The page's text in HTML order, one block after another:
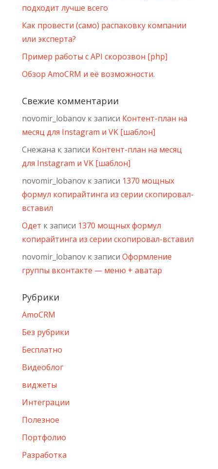
подходит лучше всего
Как провести (само) распаковку компании
или эксперта?
Пример работы с API скорозвон [php]
Обзор AmoCRM и её возможности.
Свежие комментарии
novomir_lobanovк записи Контент-план на
месяц для Instagram и VK [шаблон]
Снежана к записи Контент-план на месяц
для Instagram и VK [шаблон]
novomir_lobanovк записи 1370 мощных
формул копирайтинга из серии скопировал-
вставил
Одет к записи 1370 мощных формул
копирайтинга из серии скопировал-вставил
novomir_lobanovк записи Оформление
группы вконтакте — меню + аватар
Рубрики
AmoCRM
Без рубрики
Бесплатно
Видеоблог
виджеты
Интеграции
Полезное
Портфолио
Разработка